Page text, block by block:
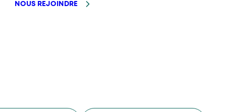
NOUS REJOINDRE